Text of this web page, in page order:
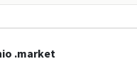
.market